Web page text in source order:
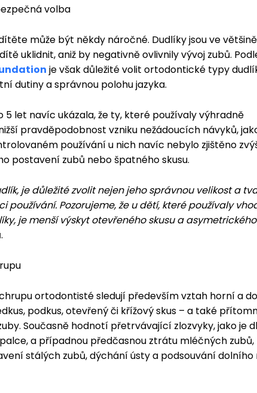
volba
může být někdy náročné. Dudlíky jsou ve
uklidnit, aniž by negativně ovlivnily vývoj zubů.
je však důležité volit ortodontické typy
dutiny a správnou polohu jazyka.
5 let navíc ukázala, že ty, které používaly výhradně
pravděpodobnost vzniku nežádoucích návyků,
používání u nich navíc nebylo zjištěno
postavení zubů nebo špatného skusu.
je důležité zvolit nejen jeho správnou velikost a
používání. Pozorujeme, že u dětí, které používaly
je menší výskyt otevřeného skusu a
.
ortodontisté sledují především vztah horní a
podkus, otevřený či křížový skus – a také
Současně hodnotí přetrvávající zlozvyky, jako je
a případnou předčasnou ztrátu mléčných
stálých zubů, dýchání ústy a podsouvání